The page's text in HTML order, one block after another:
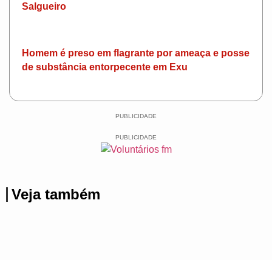
Salgueiro
Homem é preso em flagrante por ameaça e posse
de substância entorpecente em Exu
PUBLICIDADE
PUBLICIDADE
Veja também